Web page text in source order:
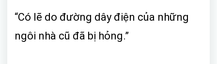
“Có lẽ do đường dây điện của những
ngôi nhà cũ đã bị hỏng.”